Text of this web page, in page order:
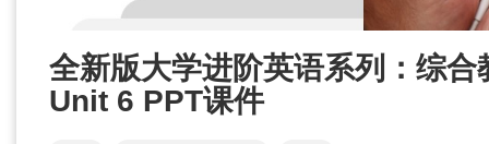
全新版大学进阶英语系列：综
Unit 6 PPT课件